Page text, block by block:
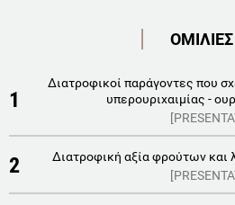
ΟΜΙΛΙΕΣ
1
Διατροφικοί παράγοντες που
υπερουριχαιμίας -
2
Διατροφική αξία φρούτων και